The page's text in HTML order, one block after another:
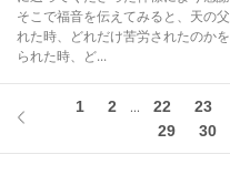
そこで福音を伝えてみると、天の
れた時、どれだけ苦労されたのか
られた時、ど...
1 2 ... 22 23
29
30